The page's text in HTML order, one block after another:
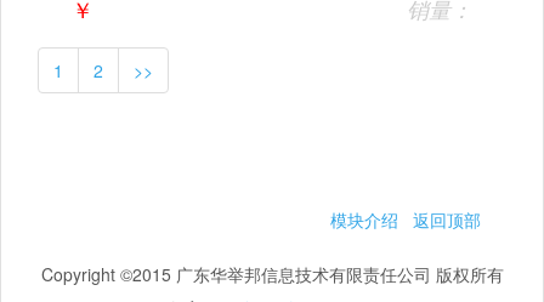
￥ 销量：
1 2 >>
模块介绍 返回顶部
Copyright ©2015 广东华举邦信息技术有限责任公司 版权所有